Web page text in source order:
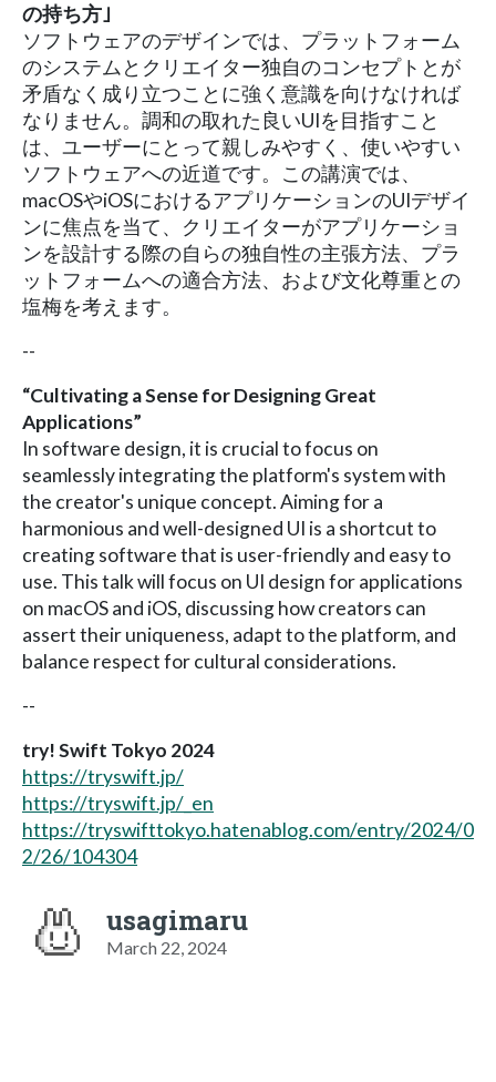
の持ち方｣
ソフトウェアのデザインでは、プラットフォーム
のシステムとクリエイター独自のコンセプトとが
矛盾なく成り立つことに強く意識を向けなければ
なりません。調和の取れた良いUIを目指すこと
は、ユーザーにとって親しみやすく、使いやすい
ソフトウェアへの近道です。この講演では、
macOSやiOSにおけるアプリケーションのUIデザイ
ンに焦点を当て、クリエイターがアプリケーショ
ンを設計する際の自らの独自性の主張方法、プラ
ットフォームへの適合方法、および文化尊重との
塩梅を考えます。
--
“Cultivating a Sense for Designing Great
Applications”
In software design, it is crucial to focus on
seamlessly integrating the platform's system with
the creator's unique concept. Aiming for a
harmonious and well-designed UI is a shortcut to
creating software that is user-friendly and easy to
use. This talk will focus on UI design for applications
on macOS and iOS, discussing how creators can
assert their uniqueness, adapt to the platform, and
balance respect for cultural considerations.
--
try! Swift Tokyo 2024
https://tryswift.jp/
https://tryswift.jp/_en
https://tryswifttokyo.hatenablog.com/entry/2024/0
2/26/104304
usagimaru
March 22, 2024